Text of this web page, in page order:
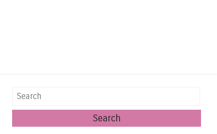
Search